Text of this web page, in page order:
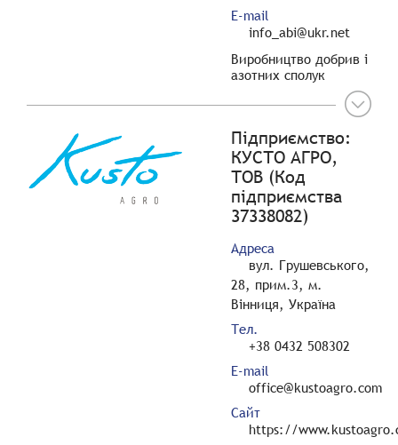
E-mail
info_abi@ukr.net
Виробництво добрив і
азотних сполук
Підприємство:
КУСТО АГРО,
ТОВ (Код
підприємства
37338082)
Адреса
вул. Грушевського,
28, прим.3, м.
Вінниця, Україна
Тел.
+38 0432 508302
E-mail
office@kustoagro.com
Сайт
https://